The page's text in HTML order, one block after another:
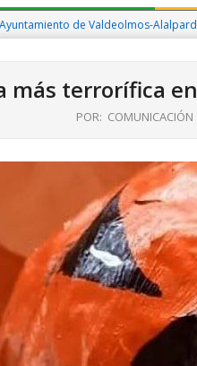
Ayuntamiento de Valdeolmos-
más terrorífica
POR: COMUNICACIÓN